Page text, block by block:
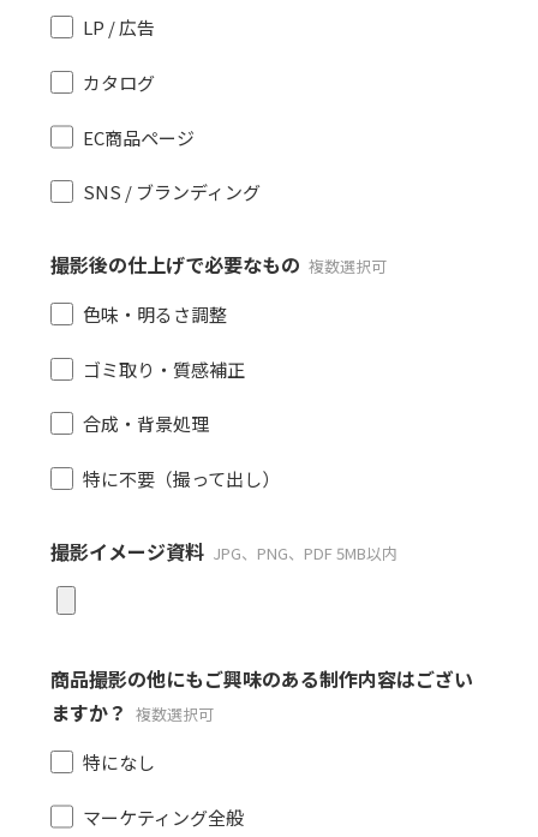
LP / 広告
カタログ
EC商品ページ
SNS / ブランディング
撮影後の仕上げで必要なもの 複数選択可
色味・明るさ調整
ゴミ取り・質感補正
合成・背景処理
特に不要（撮って出し）
撮影イメージ資料 JPG、PNG、PDF 5MB以内
商品撮影の他にもご興味のある制作内容はござい
ますか？ 複数選択可
特になし
マーケティング全般